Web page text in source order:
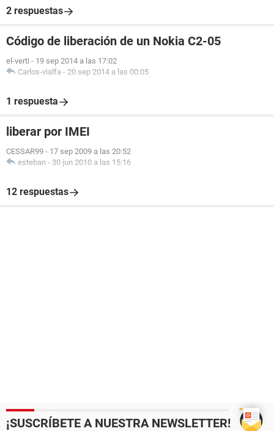
2 respuestas
Código de liberación de un Nokia C2-05
el-verti - 19 sep 2014 a las 17:02
Carlos-vialfa - 20 sep 2014 a las 00:05
1 respuesta
liberar por IMEI
CESSAR99 - 17 sep 2009 a las 20:52
esteban - 30 jun 2010 a las 15:16
12 respuestas
¡SUSCRÍBETE A NUESTRA NEWSLETTER!